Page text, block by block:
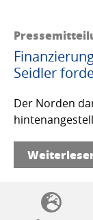
Seidler
Der Norden
SSW-Politik